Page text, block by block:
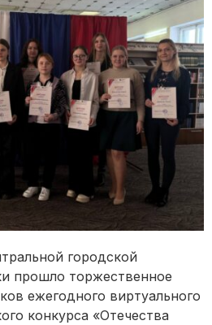
городской
прошло торжественное
ежегодного виртуального
конкурса «Отечества